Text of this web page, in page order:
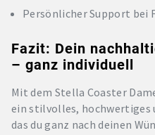
Persönlicher Support bei
Fazit: Dein
– ganz individuell
Mit dem Stella Coaster
ein stilvolles, hochwertiges
das du ganz nach deinen